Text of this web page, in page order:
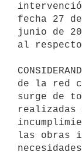
fecha 27 de
junio de
al
de la red
surge de
realizadas
las obras